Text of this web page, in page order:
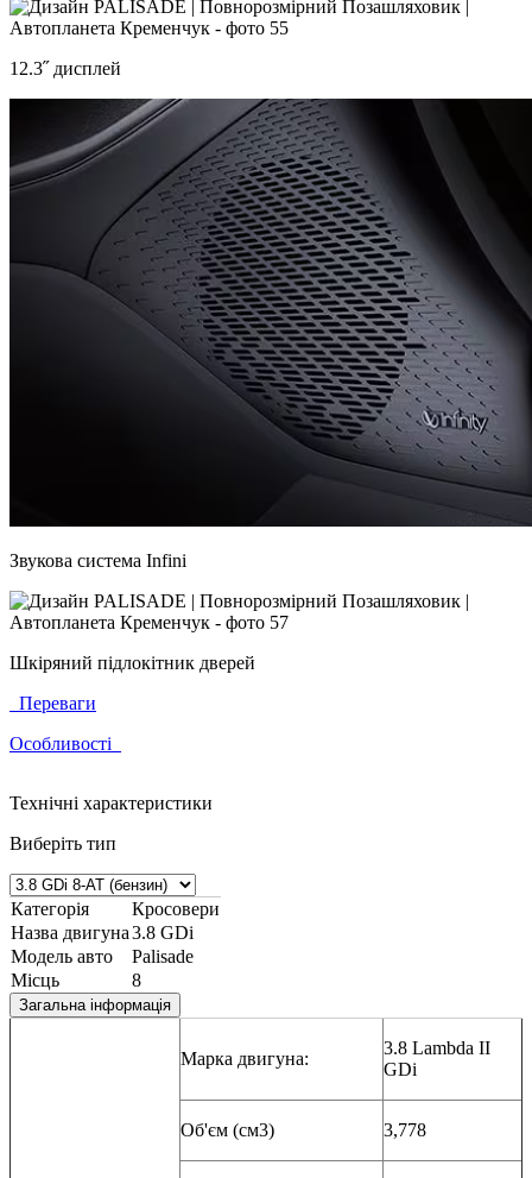
12.3˝ дисплей
Звукова система Infini
Шкіряний підлокітник дверей
Переваги
Особливості
Технічні характеристики
Виберіть тип
Категорія
Кросовери
Назва двигуна3.8 GDi
Модель авто
Palisade
Місць
8
Загальна інформація
Марка двигуна:
3.8 Lambda II
GDi
Об'єм (см3) 3,778